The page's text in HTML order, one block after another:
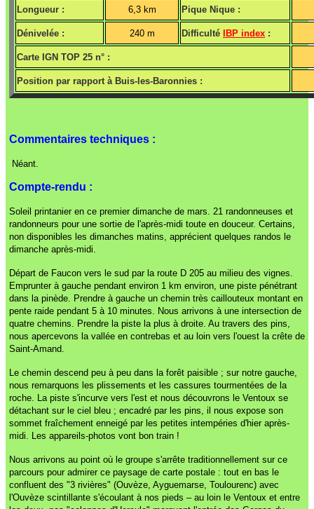
Longueur : 6,3 km Pique Nique :
Dénivelée : 240 m Difficulté IBP index :
Carte IGN TOP 25 n° :
Position par rapport à Buis-les-Baronnies :
Commentaires techniques :
Néant.
Compte-rendu :
Soleil printanier en ce premier dimanche de mars. 21 randonneuses et
randonneurs pour une sortie de l'après-midi toute en douceur. Certains,
non disponibles les dimanches matins, apprécient quelques randos le
dimanche après-midi.
Départ de Faucon vers le sud par la route D 205 au milieu des vignes.
Emprunter à gauche pendant environ 1 km environ, une piste pénétrant
dans la pinède. Prendre à gauche un chemin très caillouteux montant en
pente raide pendant 5 à 10 minutes. Nous arrivons à une intersection de
quatre chemins. Prendre la piste la plus à droite. Au travers des pins,
nous apercevons la vallée en contrebas et au loin vers l'ouest la crête de
Saint-Amand.
Le chemin descend peu à peu dans la forêt paisible ; sur notre gauche,
nous remarquons les plissements et les cassures tourmentées de la
roche. La piste s'incurve vers l'est et nous découvrons le Ventoux se
détachant sur le ciel bleu ; encadré par les pins, il nous expose son
sommet fraîchement enneigé par les petites intempéries d'hier après-
midi. Les appareils-photos vont bon train !
Nous arrivons au point où le groupe s'arrête traditionnellement sur ce
parcours pour admirer ce paysage de carte postale : tout en bas le
confluent des "3 rivières" (Ouvèze, Ayguemarse, Toulourenc) avec
l'Ouvèze scintillante s'écoulant à nos pieds – au loin le Ventoux et entre